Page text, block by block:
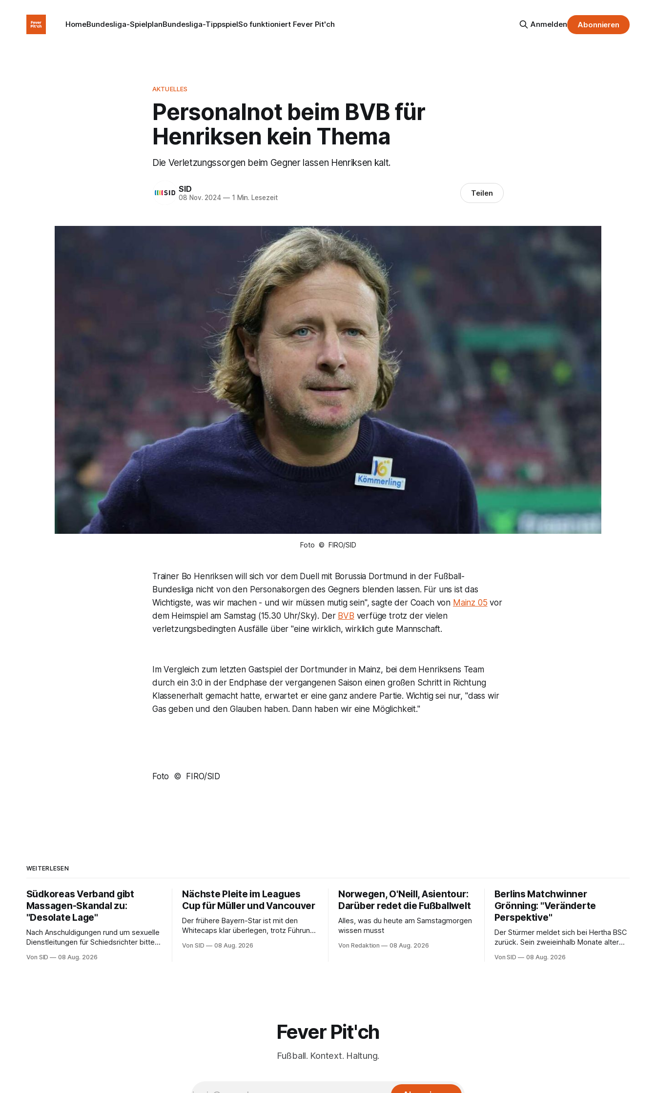
HomeBundesliga-SpielplanBundesliga-TippspielSo funktioniert Fever Pit'ch Anmelden Abonnieren
AKTUELLES
Personalnot beim BVB für
Henriksen kein Thema
Die Verletzungssorgen beim Gegner lassen Henriksen kalt.
SID
08 Nov. 2024 —1 Min. Lesezeit Teilen
Foto © FIRO/SID
Trainer Bo Henriksen will sich vor dem Duell mit Borussia Dortmund in der Fußball-
Bundesliga nicht von den Personalsorgen des Gegners blenden lassen. Für uns ist das
Wichtigste, was wir machen - und wir müssen mutig sein", sagte der Coach von Mainz 05 vor
dem Heimspiel am Samstag (15.30 Uhr/Sky). Der BVB verfüge trotz der vielen
verletzungsbedingten Ausfälle über "eine wirklich, wirklich gute Mannschaft.
Im Vergleich zum letzten Gastspiel der Dortmunder in Mainz, bei dem Henriksens Team
durch ein 3:0 in der Endphase der vergangenen Saison einen großen Schritt in Richtung
Klassenerhalt gemacht hatte, erwartet er eine ganz andere Partie. Wichtig sei nur, "dass wir
Gas geben und den Glauben haben. Dann haben wir eine Möglichkeit."
Foto © FIRO/SID
WEITERLESEN
Südkoreas Verband gibt
Massagen-Skandal zu:
"Desolate Lage"
Nach Anschuldigungen rund um sexuelle
Dienstleitungen für Schiedsrichter bittet
Entschuldigung.
Von SID 08 Aug. 2026
Nächste Pleite im Leagues
Cup für Müller und Vancouver
Der frühere Bayern-Star ist mit den
Whitecaps klar überlegen, trotz Führung
Punkte.
Von SID 08 Aug. 2026
Norwegen, O'Neill, Asientour:
Darüber redet die Fußballwelt
Alles, was du heute am Samstagmorgen
wissen musst
Von Redaktion 08 Aug. 2026
Berlins Matchwinner
Grönning: "Veränderte
Perspektive"
Der Stürmer meldet sich bei Hertha BSC
zurück. Sein zweieinhalb Monate alter
Von SID 08 Aug. 2026
Fever Pit'ch
Fußball. Kontext. Haltung.